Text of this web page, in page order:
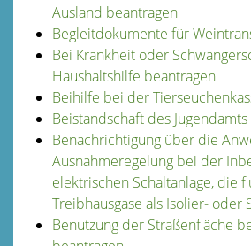
Ausland beantragen
Begleitdokumente für
Bei Krankheit oder
Haushaltshilfe beantragen
Beihilfe bei der
Beistandschaft des
Benachrichtigung über die
Ausnahmeregelung bei der
elektrischen Schaltanlage, die
Treibhausgase als Isolier- oder
Benutzung der Straßenfläche